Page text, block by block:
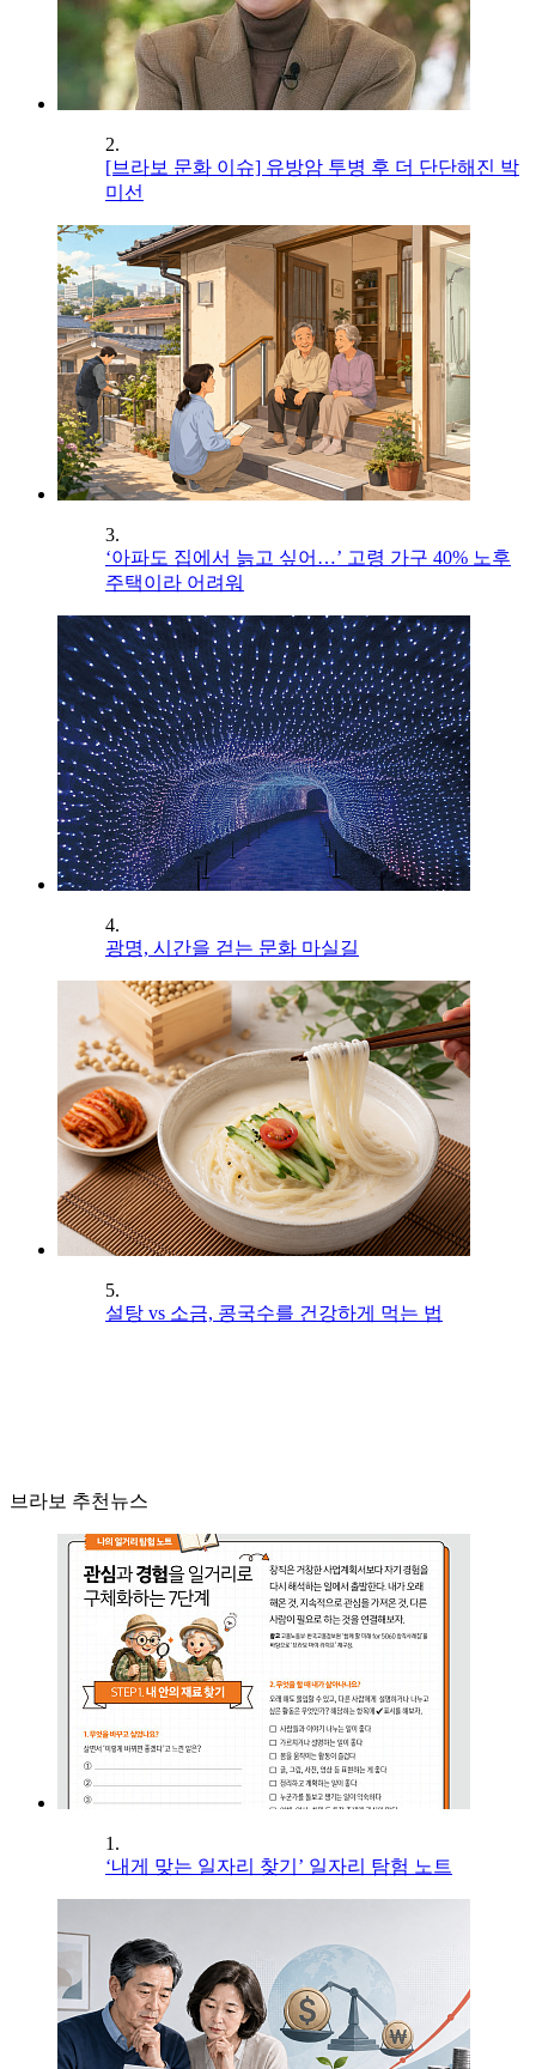
2.
[브라보 문화 이슈] 유방암 투병 후 더 단단해진 박
미선
3.
‘아파도 집에서 늙고 싶어…’ 고령 가구 40% 노후
주택이라 어려워
4.
광명, 시간을 걷는 문화 마실길
5.
설탕 vs 소금, 콩국수를 건강하게 먹는 법
브라보 추천뉴스
1.
‘내게 맞는 일자리 찾기’ 일자리 탐험 노트